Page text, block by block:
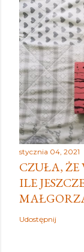
stycznia 04, 2021
CZUŁA, ŻE
ILE
Udostępnij